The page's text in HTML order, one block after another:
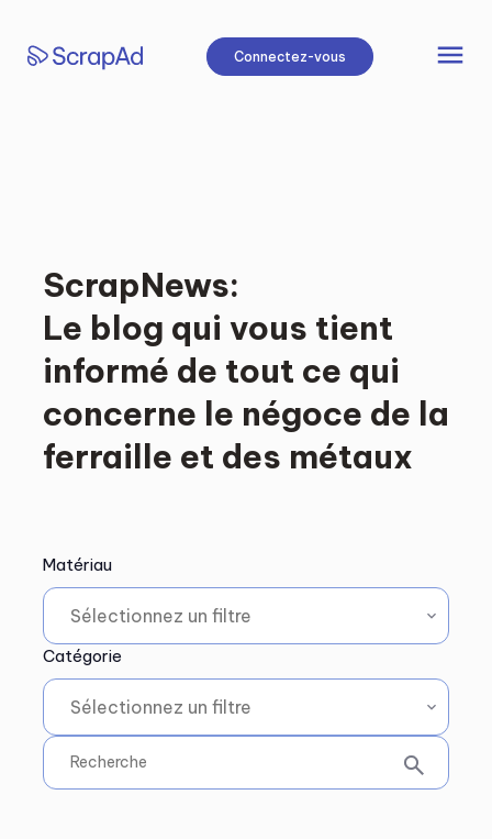
contenu
Connectez-vous menu
ScrapNews:
Le blog qui vous tient
informé de tout ce qui
concerne le négoce de la
ferraille et des métaux
Matériau
Catégorie